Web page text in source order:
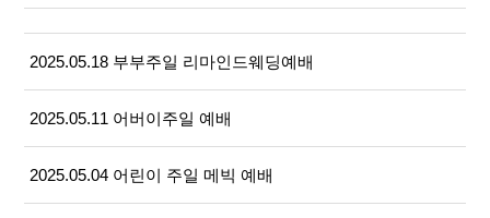
2025.05.18 부부주일 리마인드웨딩예배
2025.05.11 어버이주일 예배
2025.05.04 어린이 주일 메빅 예배